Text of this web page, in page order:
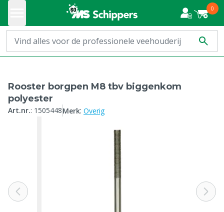
0
Rooster borgpen M8 tbv biggenkom
polyester
Art.nr.: 1505448Merk: Overig